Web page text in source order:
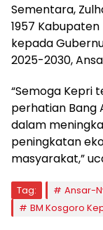
Sementara,
1957
kepada
2025-2030,
“Semoga Kepri
perhatian Bang
dalam
peningkatan
masyarakat,”
Tag: Ansar-
BM Kosgoro